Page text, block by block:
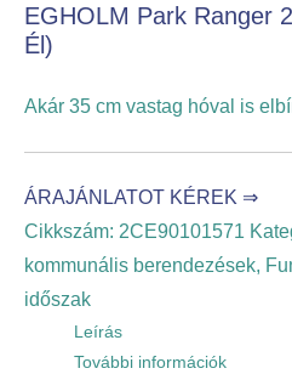
EGHOLM Park Ranger
Él)
Akár 35 cm vastag hóval is
ÁRAJÁNLATOT KÉREK ⇒
Cikkszám: 2CE90101571
kommunális berendezések,
időszak
Leírás
További információk